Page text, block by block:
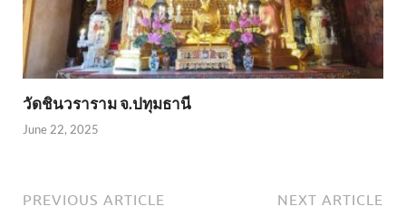
วัดชินวราราม จ.ปทุมธานี
June 22, 2025
PREVIOUS ARTICLE NEXT ARTICLE